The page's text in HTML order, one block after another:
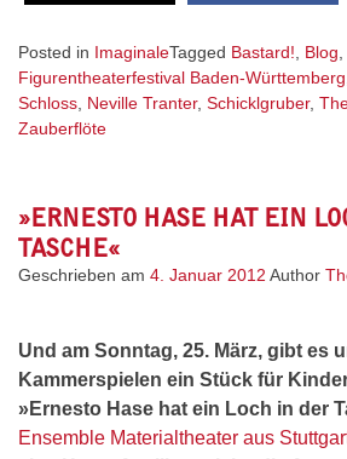
Posted in ImaginaleTagged Bastard! Blog
Figurentheaterfestival Baden-Württemberg
Schloss Neville Tranter, Schicklgruber,
Zauberflöte
»ERNESTO HASE HAT EIN
TASCHE«
Geschrieben am 4. Januar 2012 Author
Und am Sonntag, 25. März, gibt es
Kammerspielen ein Stück für
»Ernesto Hase hat ein Loch in der
Ensemble Materialtheater aus